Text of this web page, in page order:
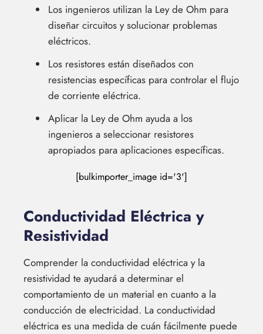
Los ingenieros utilizan la Ley de Ohm para
diseñar circuitos y solucionar problemas
eléctricos.
Los resistores están diseñados con
resistencias específicas para controlar el flujo
de corriente eléctrica.
Aplicar la Ley de Ohm ayuda a los
ingenieros a seleccionar resistores
apropiados para aplicaciones específicas.
[bulkimporter_image id='3']
Conductividad Eléctrica y
Resistividad
Comprender la conductividad eléctrica y la
resistividad te ayudará a determinar el
comportamiento de un material en cuanto a la
conducción de electricidad. La conductividad
eléctrica es una medida de cuán fácilmente puede